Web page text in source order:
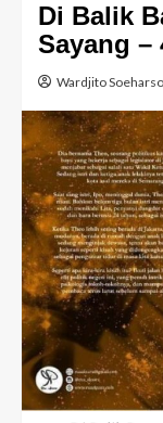
Di Balik
Sayang –
Wardjito Soeharso